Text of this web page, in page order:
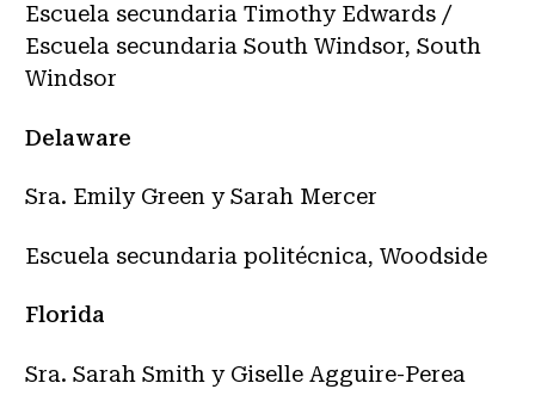
Escuela secundaria Timothy Edwards /
Escuela secundaria South Windsor, South
Windsor
Delaware
Sra. Emily Green y Sarah Mercer
Escuela secundaria politécnica, Woodside
Florida
Sra. Sarah Smith y Giselle Agguire-Perea